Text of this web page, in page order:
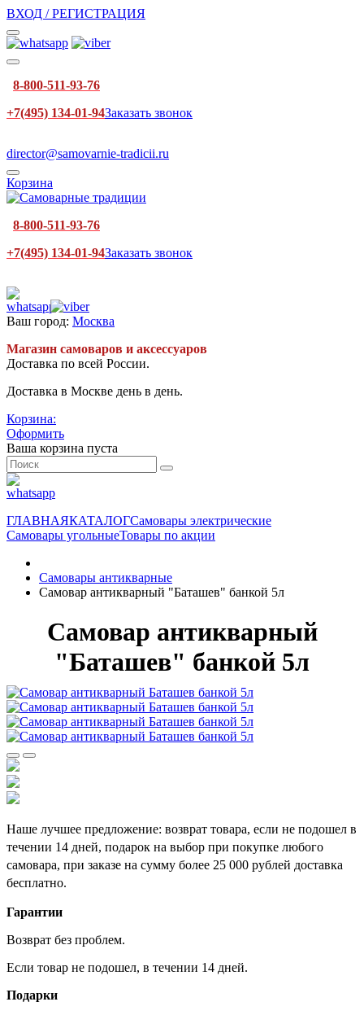
ВХОД / РЕГИСТРАЦИЯ
8-800-511-93-76
+7(495) 134-01-94Заказать звонок
director@samovarnie-tradicii.ru
Корзина
8-800-511-93-76
+7(495) 134-01-94Заказать звонок
Ваш город: Москва
Магазин самоваров и аксессуаров
Доставка по всей России.
Доставка в Москве день в день.
Корзина:
Оформить
Ваша корзина пуста
ГЛАВНАЯКАТАЛОГСамовары электрические
Самовары угольныеТовары по акции
Самовары антикварные
Самовар антикварный "Баташев" банкой 5л
Самовар антикварный
"Баташев" банкой 5л
Наше лучшее предложение: возврат товара, если не подошел в
течении 14 дней, подарок на выбор при покупке любого
самовара, при заказе на сумму более 25 000 рублей доставка
бесплатно.
Гарантии
Возврат без проблем.
Если товар не подошел, в течении 14 дней.
Подарки